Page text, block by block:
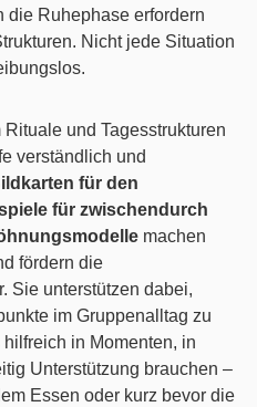
die Ruhephase erfordern
Nicht jede Situation
und Tagesstrukturen
verständlich und
für den
für zwischendurch
machen
fördern die
Sie unterstützen dabei,
im Gruppenalltag zu
in Momenten, in
Unterstützung brauchen –
Essen oder kurz bevor die